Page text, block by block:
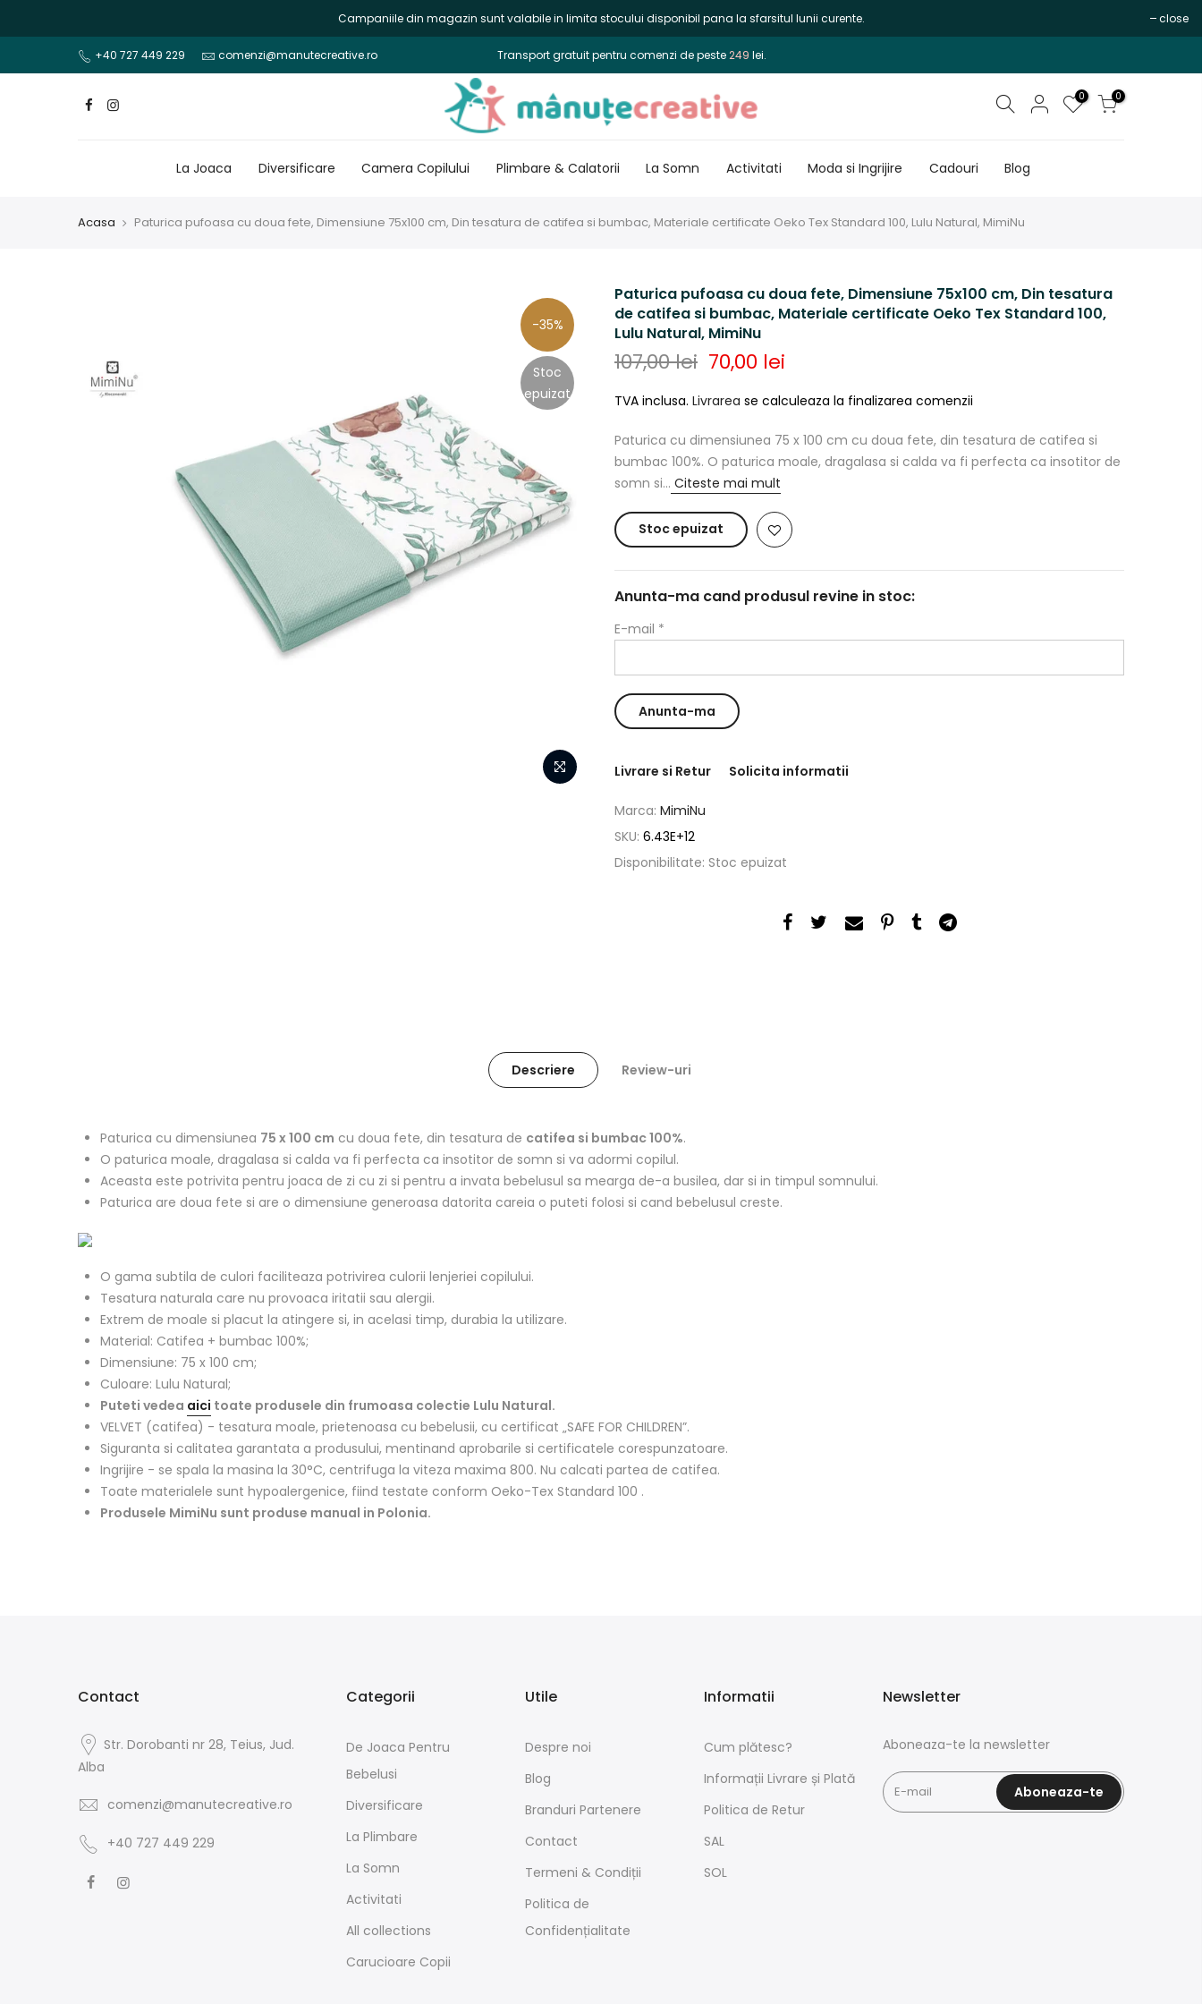
Campaniile din magazin sunt valabile in limita stocului disponibil pana la sfarsitul lunii curente. close
+40 727 449 229 comenzi@manutecreative.ro Transport gratuit pentru comenzi de peste249 lei.
0 0
La Joaca Diversificare Camera Copilului Plimbare & Calatorii La Somn Activitati Moda si Ingrijire Cadouri Blog
Acasa Paturica pufoasa cu doua fete, Dimensiune 75x100 cm, Din tesatura de catifea si bumbac, Materiale certificate Oeko Tex Standard 100, Lulu Natural, MimiNu
-35%
Stoc
epuizat
Paturica pufoasa cu doua fete, Dimensiune 75x100 cm, Din tesatura
de catifea si bumbac, Materiale certificate Oeko Tex Standard 100,
Lulu Natural, MimiNu
107,00 lei 70,00 lei
TVA inclusa. Livrarea se calculeaza la finalizarea comenzii
Paturica cu dimensiunea 75 x 100 cm cu doua fete, din tesatura de catifea si
bumbac 100%. O paturica moale, dragalasa si calda va fi perfecta ca insotitor de
somn si... Citeste mai mult
Stoc epuizat
Anunta-ma cand produsul revine in stoc:
E-mail *
Livrare si Retur Solicita informatii
Marca: MimiNu
SKU: 6.43E+12
Disponibilitate: Stoc epuizat
Descriere Review-uri
Paturica cu dimensiunea 75 x 100 cm cu doua fete, din tesatura de catifea si bumbac 100%.
O paturica moale, dragalasa si calda va fi perfecta ca insotitor de somn si va adormi copilul.
Aceasta este potrivita pentru joaca de zi cu zi si pentru a invata bebelusul sa mearga de-a busilea, dar si in timpul somnului.
Paturica are doua fete si are o dimensiune generoasa datorita careia o puteti folosi si cand bebelusul creste.
O gama subtila de culori faciliteaza potrivirea culorii lenjeriei copilului.
Tesatura naturala care nu provoaca iritatii sau alergii.
Extrem de moale si placut la atingere si, in acelasi timp, durabia la utilizare.
Material: Catifea + bumbac 100%;
Dimensiune: 75 x 100 cm;
Culoare: Lulu Natural;
Puteti vedea aici toate produsele din frumoasa colectie Lulu Natural.
VELVET (catifea) - tesatura moale, prietenoasa cu bebelusii, cu certificat „SAFE FOR CHILDREN”.
Siguranta si calitatea garantata a produsului, mentinand aprobarile si certificatele corespunzatoare.
Ingrijire - se spala la masina la 30°C, centrifuga la viteza maxima 800. Nu calcati partea de catifea.
Toate materialele sunt hypoalergenice, fiind testate conform Oeko-Tex Standard 100 .
Produsele MimiNu sunt produse manual in Polonia.
Contact
Str. Dorobanti nr 28, Teius, Jud.
Alba
comenzi@manutecreative.ro
+40 727 449 229
Categorii
De Joaca Pentru
Bebelusi
Diversificare
La Plimbare
La Somn
Activitati
All collections
Carucioare Copii
Utile
Despre noi
Blog
Branduri Partenere
Contact
Termeni & Condiții
Politica de
Confidențialitate
Informatii
Cum plătesc?
Informații Livrare și Plată
Politica de Retur
SAL
SOL
Newsletter
Aboneaza-te la newsletter
Aboneaza-te